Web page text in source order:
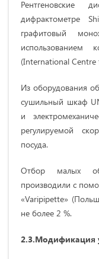
Рентгеновские
дифрактометре
графитовый
использованием
(International Сеntre
Из оборудования
сушильный шкаф
и
регулируемой
посуда.
Отбор малых
производили с
«Varipi­pette»
не более 2 %.
2.3.Модификация